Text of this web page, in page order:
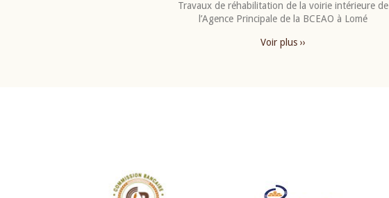
Travaux de réhabilitation de la voirie intérieure de
l’Agence Principale de la BCEAO à Lomé
Voir plus ››